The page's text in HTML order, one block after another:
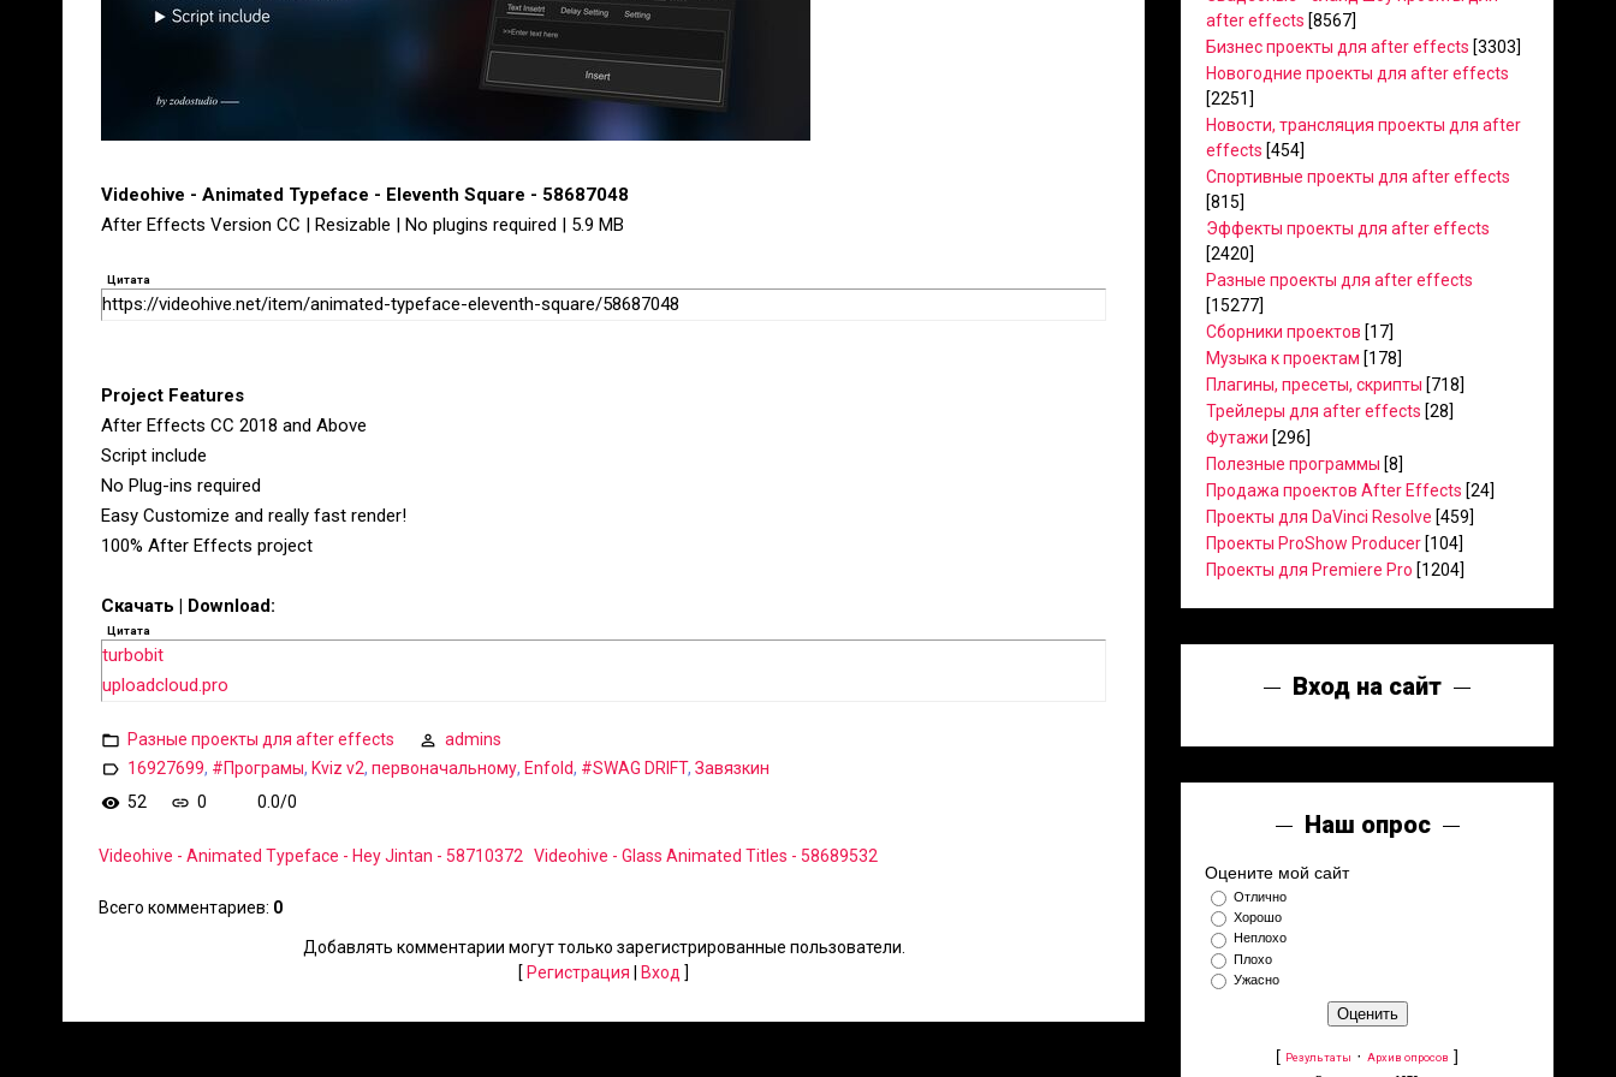
Videohive - Animated Typeface - Eleventh Square - 58687048
After Effects Version CC | Resizable | No plugins required | 5.9 MB
Цитата
https://videohive.net/item/animated-typeface-eleventh-square/58687048
Project Features
After Effects CC 2018 and Above
Script include
No Plug-ins required
Easy Customize and really fast render!
100% After Effects project
Скачать | Download:
Цитата
turbobit
uploadcloud.pro
Разные проекты для after effects
admins
16927699, #Програмы, Kviz v2, первоначальному, Enfold, #SWAG DRIFT, Завязкин
52
0 0.0/0
Videohive - Animated Typeface - Hey Jintan - 58710372 Videohive - Glass Animated Titles - 58689532
Всего комментариев: 0
Добавлять комментарии могут только зарегистрированные пользователи.
[ Регистрация Вход ]
after effects [8567]
Бизнес проекты для after effects [3303]
Новогодние проекты для after effects
[2251]
Новости, трансляция проекты для after
effects [454]
Спортивные проекты для after effects
[815]
Эффекты проекты для after effects
[2420]
Разные проекты для after effects
[15277]
Сборники проектов [17]
Музыка к проектам [178]
Плагины, пресеты, скрипты [718]
Трейлеры для after effects [28]
Футажи [296]
Полезные программы [8]
Продажа проектов After Effects [24]
Проекты для DaVinci Resolve [459]
Проекты ProShow Producer [104]
Проекты для Premiere Pro [1204]
Вход на сайт
Наш опрос
Оцените мой сайт
Отлично
Хорошо
Неплохо
Плохо
Ужасно
[ Результаты · Архив опросов ]